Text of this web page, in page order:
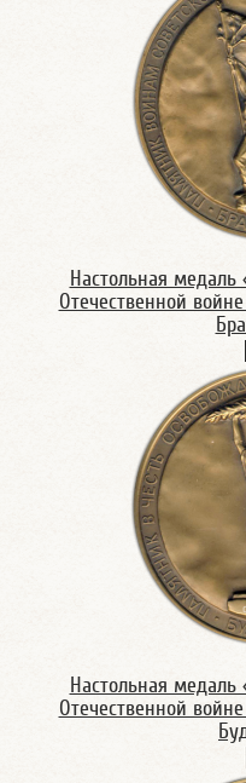
Настольная
Отечественной
Настольная
Отечественной